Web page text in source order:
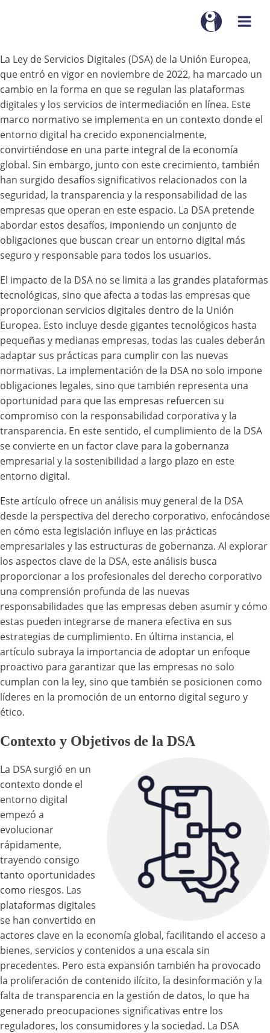
La Ley de Servicios Digitales (DSA) de la Unión Europea,
que entró en vigor en noviembre de 2022, ha marcado un
cambio en la forma en que se regulan las plataformas
digitales y los servicios de intermediación en línea. Este
marco normativo se implementa en un contexto donde el
entorno digital ha crecido exponencialmente,
convirtiéndose en una parte integral de la economía
global. Sin embargo, junto con este crecimiento, también
han surgido desafíos significativos relacionados con la
seguridad, la transparencia y la responsabilidad de las
empresas que operan en este espacio. La DSA pretende
abordar estos desafíos, imponiendo un conjunto de
obligaciones que buscan crear un entorno digital más
seguro y responsable para todos los usuarios.
El impacto de la DSA no se limita a las grandes plataformas
tecnológicas, sino que afecta a todas las empresas que
proporcionan servicios digitales dentro de la Unión
Europea. Esto incluye desde gigantes tecnológicos hasta
pequeñas y medianas empresas, todas las cuales deberán
adaptar sus prácticas para cumplir con las nuevas
normativas. La implementación de la DSA no solo impone
obligaciones legales, sino que también representa una
oportunidad para que las empresas refuercen su
compromiso con la responsabilidad corporativa y la
transparencia. En este sentido, el cumplimiento de la DSA
se convierte en un factor clave para la gobernanza
empresarial y la sostenibilidad a largo plazo en este
entorno digital.
Este artículo ofrece un análisis muy general de la DSA
desde la perspectiva del derecho corporativo, enfocándose
en cómo esta legislación influye en las prácticas
empresariales y las estructuras de gobernanza. Al explorar
los aspectos clave de la DSA, este análisis busca
proporcionar a los profesionales del derecho corporativo
una comprensión profunda de las nuevas
responsabilidades que las empresas deben asumir y cómo
estas pueden integrarse de manera efectiva en sus
estrategias de cumplimiento. En última instancia, el
artículo subraya la importancia de adoptar un enfoque
proactivo para garantizar que las empresas no solo
cumplan con la ley, sino que también se posicionen como
líderes en la promoción de un entorno digital seguro y
ético.
Contexto y Objetivos de la DSA
La DSA surgió en un
contexto donde el
entorno digital
empezó a
evolucionar
rápidamente,
trayendo consigo
tanto oportunidades
como riesgos. Las
plataformas digitales
se han convertido en
actores clave en la economía global, facilitando el acceso a
bienes, servicios y contenidos a una escala sin
precedentes. Pero esta expansión también ha provocado
la proliferación de contenido ilícito, la desinformación y la
falta de transparencia en la gestión de datos, lo que ha
generado preocupaciones significativas entre los
reguladores, los consumidores y la sociedad. La DSA